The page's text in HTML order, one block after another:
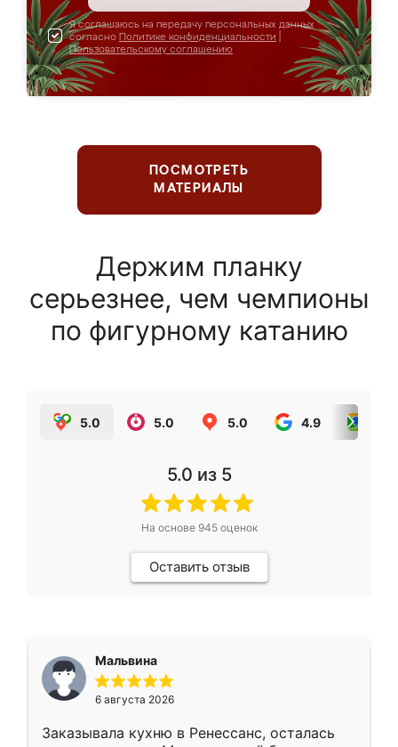
Я соглашаюсь на передачу персональных данных
согласно Политике конфиденциальности
Пользовательскому соглашению
ПОСМОТРЕТЬ
МАТЕРИАЛЫ
Держим планку
серьезнее, чем чемпионы
по фигурному катанию
5.0 5.0 5.0 4.9
5.0 из 5
На основе 945оценок
Оставить отзыв
Мальвина
6 августа 2026
Заказывала кухню в Ренессанс, осталась